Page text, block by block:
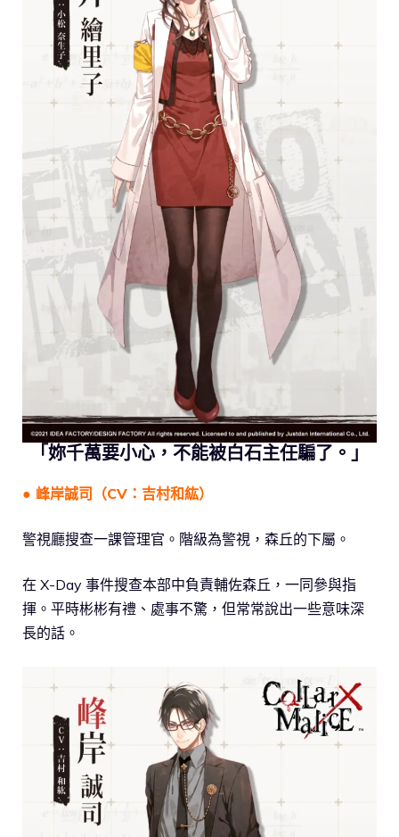
「妳千萬要小心，不能被白石主任騙了。」
● 峰岸誠司（CV：吉村和紘）
警視廳搜查一課管理官。階級為警視，森丘的下屬。
在 X-Day 事件搜查本部中負責輔佐森丘，一同參與指
揮。平時彬彬有禮、處事不驚，但常常說出一些意味深
長的話。